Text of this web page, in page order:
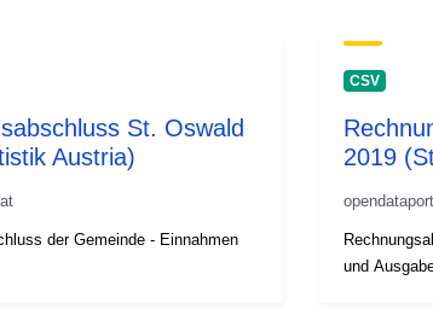
St. Oswald
Austria)
der Gemeinde - Einnahmen
CSV
2019
und